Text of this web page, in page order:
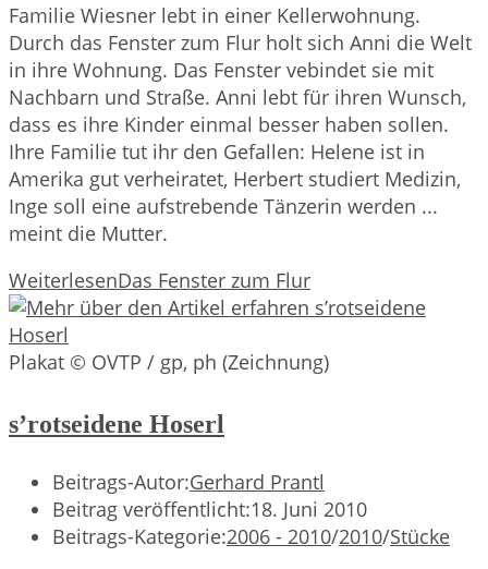
Familie Wiesner lebt in einer Kellerwohnung.
Durch das Fenster zum Flur holt sich Anni die Welt
in ihre Wohnung. Das Fenster vebindet sie mit
Nachbarn und Straße. Anni lebt für ihren Wunsch,
dass es ihre Kinder einmal besser haben sollen.
Ihre Familie tut ihr den Gefallen: Helene ist in
Amerika gut verheiratet, Herbert studiert Medizin,
Inge soll eine aufstrebende Tänzerin werden ...
meint die Mutter.
WeiterlesenDas Fenster zum Flur
Plakat © OVTP / gp, ph (Zeichnung)
s’rotseidene Hoserl
Beitrags-Autor:Gerhard Prantl
Beitrag veröffentlicht:18. Juni 2010
Beitrags-Kategorie:2006 - 2010/2010/Stücke